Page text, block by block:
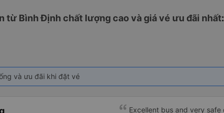
từ Bình Định chất lượng cao và giá vé ưu đãi nhất
và ưu đãi khi đặt vé
Excellent bus and very